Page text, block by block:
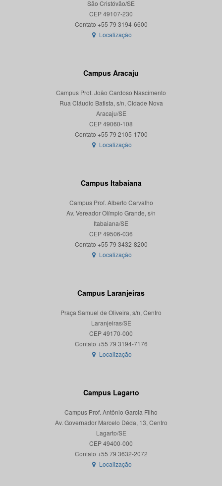
São Cristóvão/SE
CEP 49107-230
Localização
Campus Aracaju
Campus Prof. João Cardoso Nascimento
Rua Cláudio Batista, s/n, Cidade Nova
Aracaju/SE
CEP 49060-108
Localização
Campus Itabaiana
Campus Prof. Alberto Carvalho
Av. Vereador Olímpio Grande, s/n
Itabaiana/SE
CEP 49506-036
Localização
Campus Laranjeiras
Praça Samuel de Oliveira, s/n, Centro
Laranjeiras/SE
CEP 49170-000
Localização
Campus Lagarto
Campus Prof. Antônio Garcia Filho
Av. Governador Marcelo Déda, 13, Centro
Lagarto/SE
CEP 49400-000
Localização